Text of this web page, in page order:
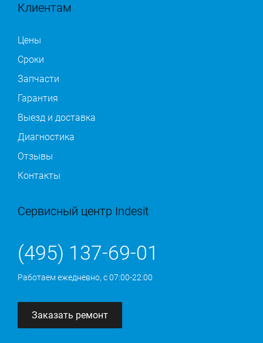
Клиентам
Цены
Сроки
Запчасти
Гарантия
Выезд и доставка
Диагностика
Отзывы
Контакты
Сервисный центр Indesit
(495) 137-69-01
Работаем ежедневно, с 07:00-22:00
Заказать ремонт